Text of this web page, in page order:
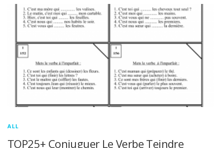
ALL
TOP25+ Conjuguer Le Verbe Teindre